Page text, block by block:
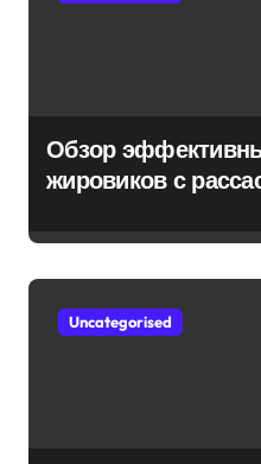
Обзор
жировиков с
Uncategorised